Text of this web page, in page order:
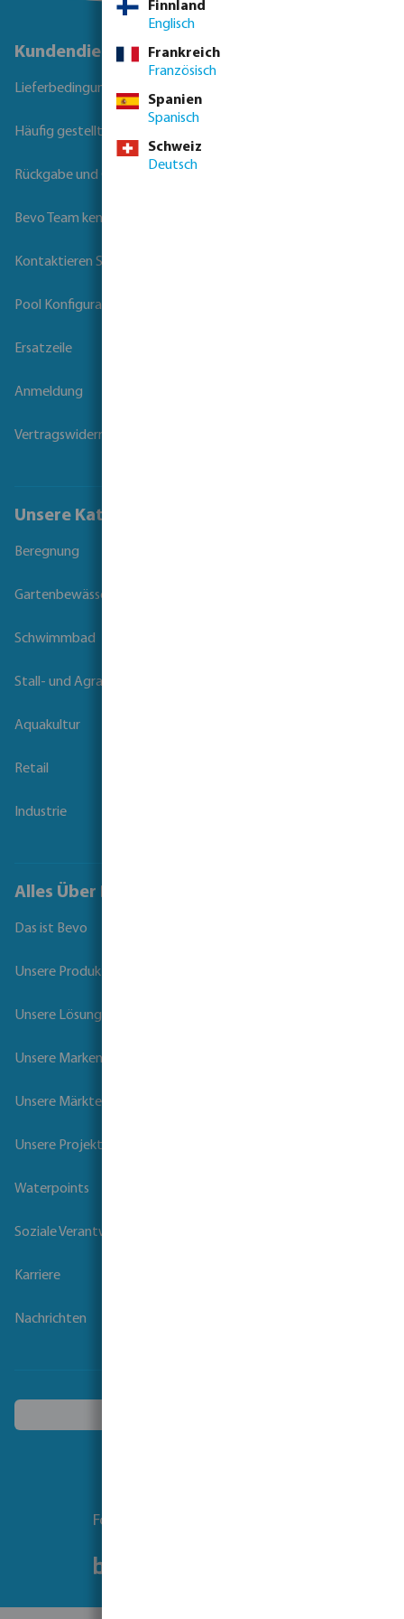
Kundendienst
Lieferbedingungen
Häufig gestellte Fragen
Rückgabe und Garantie
Bevo Team kennenlernen
Kontaktieren Sie uns
Pool Konfigurator
Ersatzeile
Anmeldung
Vertragswiderruf
Unsere Kataloge
Beregnung
Gartenbewässerung
Schwimmbad
Stall- und Agrartechnik
Aquakultur
Retail
Industrie
Alles Über Bevo
Das ist Bevo
Unsere Produkte
Unsere Lösungen
Unsere Marken
Unsere Märkte
Unsere Projekte
Waterpoints
Soziale Verantwortung der Unternehmen
Karriere
Nachrichten
Folgen Sie uns
Finnland
Englisch
Frankreich
Französisch
Spanien
Spanisch
Schweiz
Deutsch